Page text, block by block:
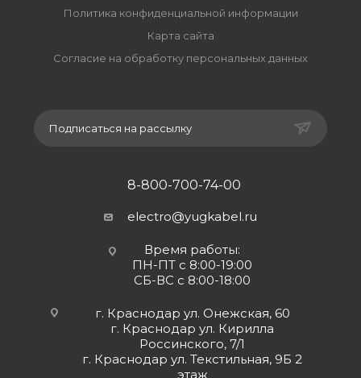
Политика конфиденциальной информации
Карта сайта
Согласие на обработку персональных данных
Подписаться на рассылку
8-800-700-74-00
electro@yugkabel.ru
Время работы:
ПН-ПТ с 8:00-19:00
СБ-ВС с 8:00-18:00
г. Краснодар ул. Онежская, 60
г. Краснодар ул. Кирилла
Россинского, 7/1
г. Краснодар ул. Текстильная, 9Б 2
этаж